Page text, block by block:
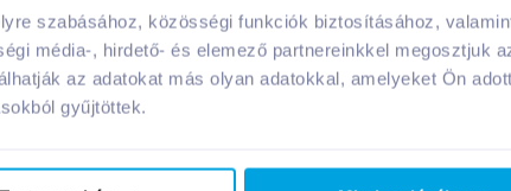
szabásához, közösségi funkciók biztosításához,
média-, hirdető- és elemező partnereinkkel megosztjuk
az adatokat más olyan adatokkal, amelyeket Ön
gyűjtöttek.
útmutatóját és a figyelmeztetéseket!